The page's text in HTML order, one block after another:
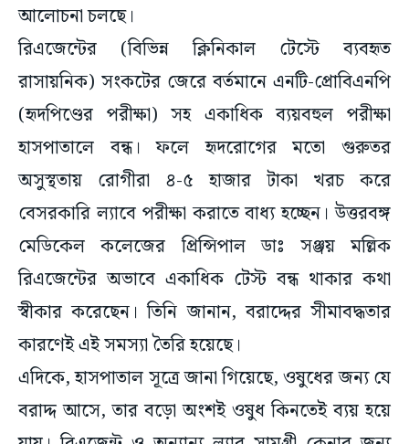
আলোচনা চলছে।
রিএজেন্টের (বিভিন্ন ক্লিনিকাল টেস্টে ব্যবহৃত
রাসায়নিক) সংকটের জেরে বর্তমানে এনটি-প্রোবিএনপি
(হৃদপিণ্ডের পরীক্ষা) সহ একাধিক ব্যয়বহুল পরীক্ষা
হাসপাতালে বন্ধ। ফলে হৃদরোগের মতো গুরুতর
অসুস্থতায় রোগীরা ৪-৫ হাজার টাকা খরচ করে
বেসরকারি ল্যাবে পরীক্ষা করাতে বাধ্য হচ্ছেন। উত্তরবঙ্গ
মেডিকেল কলেজের প্রিন্সিপাল ডাঃ সঞ্জয় মল্লিক
রিএজেন্টের অভাবে একাধিক টেস্ট বন্ধ থাকার কথা
স্বীকার করেছেন। তিনি জানান, বরাদ্দের সীমাবদ্ধতার
কারণেই এই সমস্যা তৈরি হয়েছে।
এদিকে, হাসপাতাল সূত্রে জানা গিয়েছে, ওষুধের জন্য যে
বরাদ্দ আসে, তার বড়ো অংশই ওষুধ কিনতেই ব্যয় হয়ে